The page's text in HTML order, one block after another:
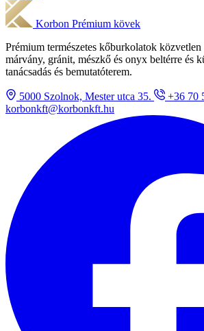
Korbon Prémium kövek
Prémium természetes kőburkolatok
márvány, gránit, mészkő és onyx beltérre és
tanácsadás és bemutatóterem.
5000 Szolnok, Mester utca 35.
+36 70
korbonkft@korbonkft.hu